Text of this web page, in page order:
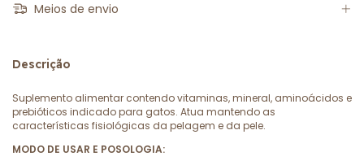
Meios de envio
Descrição
Suplemento alimentar contendo vitaminas, mineral, aminoácidos e
prebióticos indicado para gatos. Atua mantendo as
características fisiológicas da pelagem e da pele.
MODO DE USAR E POSOLOGIA: